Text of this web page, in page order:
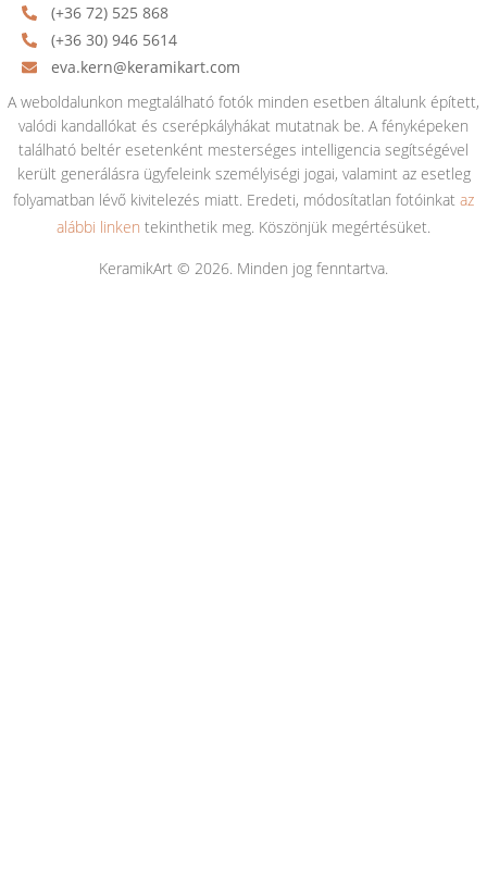
(+36 72) 525 868
(+36 30) 946 5614
eva.kern@keramikart.com
A weboldalunkon megtalálható fotók minden esetben általunk épített,
valódi kandallókat és cserépkályhákat mutatnak be. A fényképeken
található beltér esetenként mesterséges intelligencia segítségével
került generálásra ügyfeleink személyiségi jogai, valamint az esetleg
folyamatban lévő kivitelezés miatt. Eredeti, módosítatlan fotóinkat az
alábbi linken tekinthetik meg. Köszönjük megértésüket.
KeramikArt © 2026. Minden jog fenntartva.